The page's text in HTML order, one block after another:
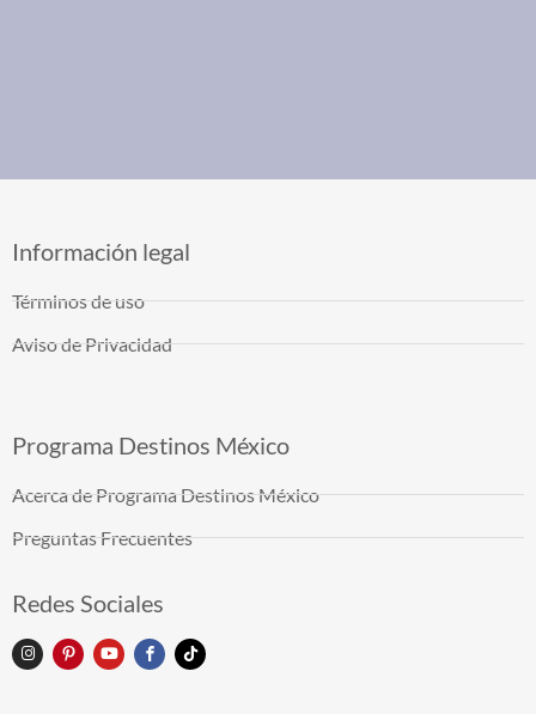
Información legal
Términos de uso
Aviso de Privacidad
Programa Destinos México
Acerca de Programa Destinos México
Preguntas Frecuentes
Redes Sociales